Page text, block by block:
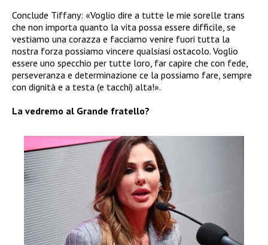
Conclude Tiffany: «Voglio dire a tutte le mie sorelle trans
che non importa quanto la vita possa essere difficile, se
vestiamo una corazza e facciamo venire fuori tutta la
nostra forza possiamo vincere qualsiasi ostacolo. Voglio
essere uno specchio per tutte loro, far capire che con fede,
perseveranza e determinazione ce la possiamo fare, sempre
con dignità e a testa (e tacchi) alta!».
La vedremo al Grande fratello?